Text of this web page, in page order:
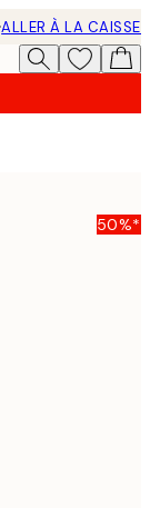
ALLER À LA CAISSE
50%*